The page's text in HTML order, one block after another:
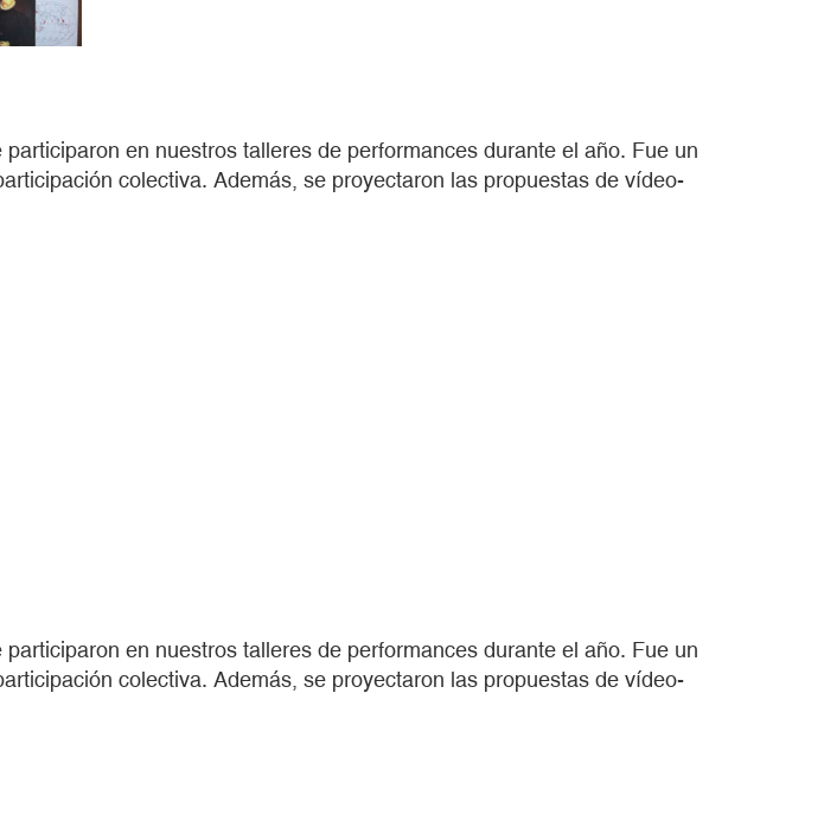
en nuestros talleres de performances durante el año. Fue un
colectiva. Además, se proyectaron las propuestas de vídeo-
en nuestros talleres de performances durante el año. Fue un
colectiva. Además, se proyectaron las propuestas de vídeo-